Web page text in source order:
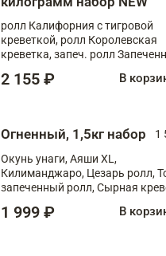
ролл Калифорния с тигровой
креветкой, ролл Королевская
креветка, запеч. ролл
XL, запеч. ролл Крабик Хот
2 155 ₽ В
Огненный, 1,5кг набор
1
Окунь унаги, Аяши XL,
Килиманджаро, Цезарь ролл,
запеченный ролл, Сырная
1 999 ₽ В